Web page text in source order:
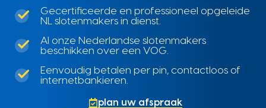
Gecertificeerde en professioneel opgeleide
NL slotenmakers in dienst.
Al onze Nederlandse slotenmakers
beschikken over een VOG.
Eenvoudig betalen per pin, contactloos of
internetbankieren.
plan uw afspraak